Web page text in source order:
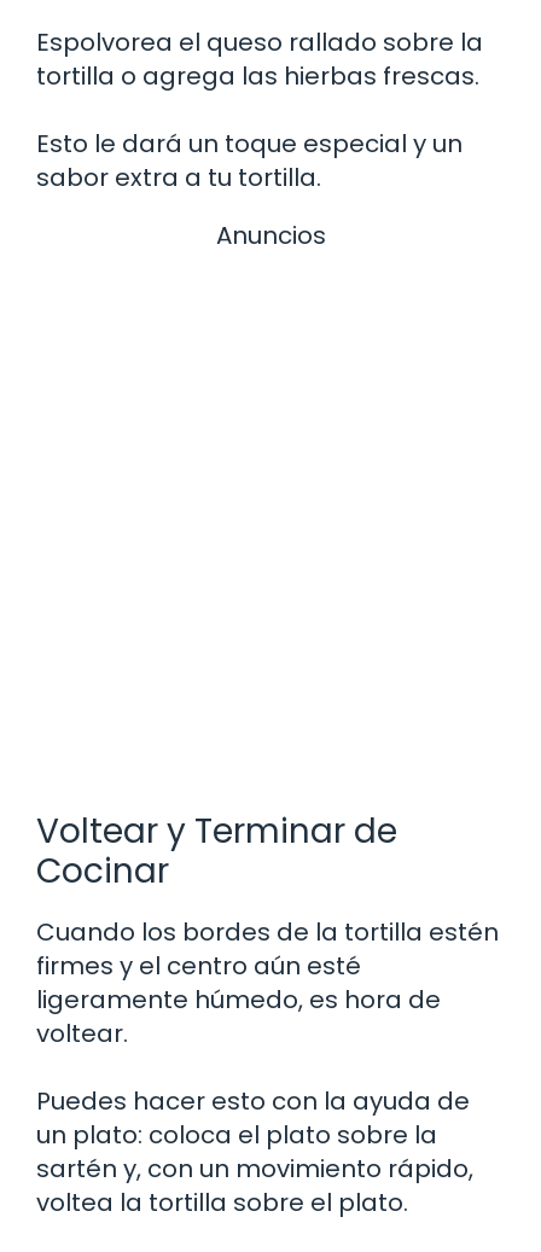
Espolvorea el queso rallado sobre la
tortilla o agrega las hierbas frescas.
Esto le dará un toque especial y un
sabor extra a tu tortilla.
Anuncios
Voltear y Terminar de
Cocinar
Cuando los bordes de la tortilla estén
firmes y el centro aún esté
ligeramente húmedo, es hora de
voltear.
Puedes hacer esto con la ayuda de
un plato: coloca el plato sobre la
sartén y, con un movimiento rápido,
voltea la tortilla sobre el plato.